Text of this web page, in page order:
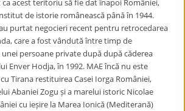
acest teritoriu să fie dat înapoi României,
de istorie românească până în 1944.
purtat negocieri recent pentru retrocedarea
care a fost vândută între timp de
persoane private după după căderea
Enver Hodja, în 1992. MAE încă nu este
Tirana restituirea Casei Iorga României,
Abaniei Zogu și a marelui istoric Nicolae
cu ieșire la Marea Ionică (Mediterană)